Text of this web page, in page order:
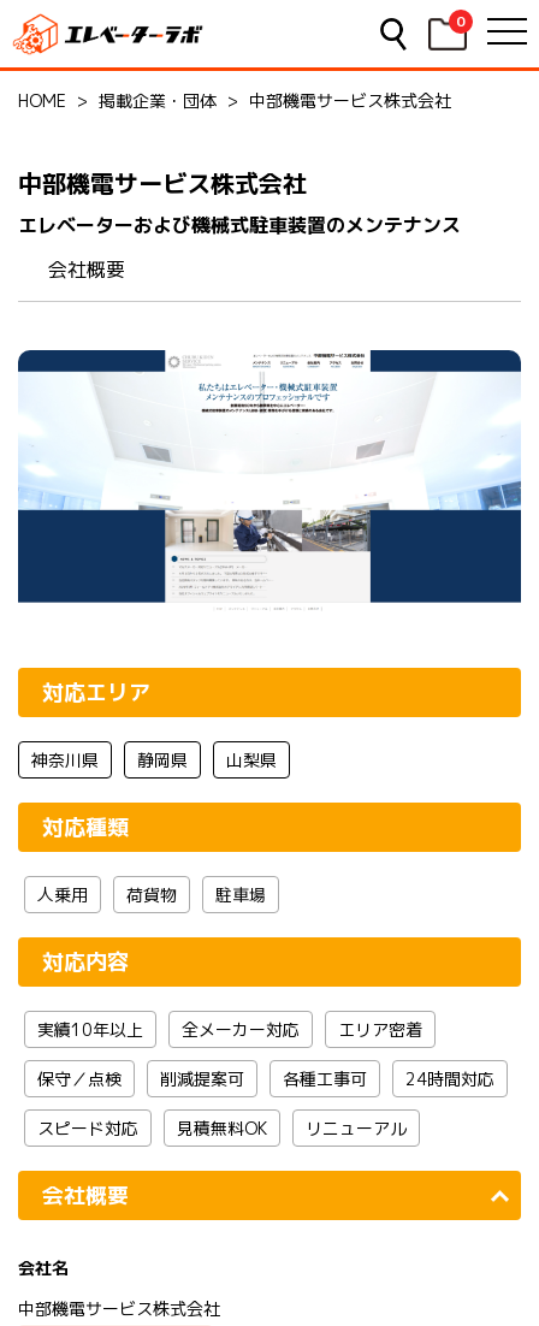
0
HOME > 掲載企業・団体 > 中部機電サービス株式会社
中部機電サービス株式会社
エレベーターおよび機械式駐車装置のメンテナンス
会社概要
対応エリア
神奈川県 静岡県 山梨県
対応種類
人乗用 荷貨物 駐車場
対応内容
実績10年以上 全メーカー対応 エリア密着
保守／点検 削減提案可 各種工事可 24時間対応
スピード対応 見積無料OK リニューアル
会社概要
会社名
中部機電サービス株式会社